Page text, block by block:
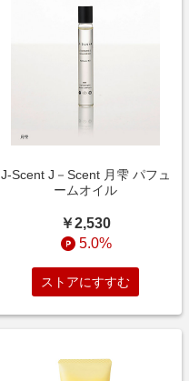
J-Scent J－Scent 月雫 パフュ
ームオイル
￥2,530
5.0%
ストアにすすむ